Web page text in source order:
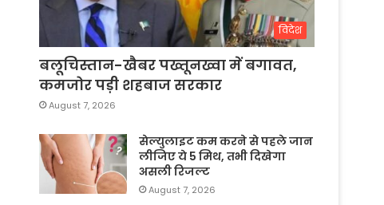
विदेश
बलूचिस्तान-खैबर पख्तूनख्वा में बगावत,
कमजोर पड़ी शहबाज सरकार
August 7, 2026
सेल्युलाइट कम करने से पहले जान
लीजिए ये 5 मिथ, तभी दिखेगा
असली रिजल्ट
August 7, 2026